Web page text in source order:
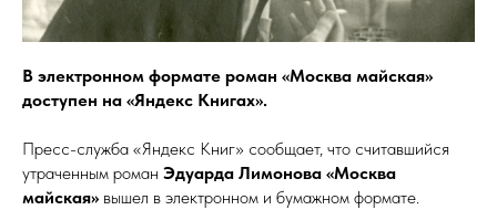
В электронном формате роман «Москва майская»
доступен на «Яндекс Книгах».
Пресс-служба «Яндекс Книг» сообщает, что считавшийся
утраченным роман Эдуарда Лимонова «Москва
майская» вышел в электронном и бумажном формате.